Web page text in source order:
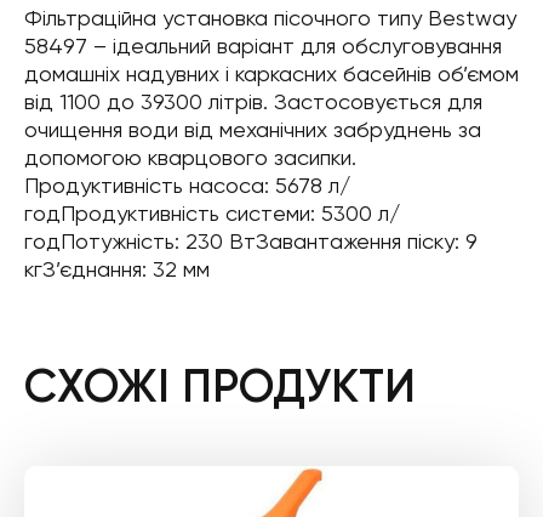
Фільтраційна установка пісочного типу Bestway
58497 – ідеальний варіант для обслуговування
домашніх надувних і каркасних басейнів об’ємом
від 1100 до 39300 літрів. Застосовується для
очищення води від механічних забруднень за
допомогою кварцового засипки.
Продуктивність насоса: 5678 л/
годПродуктивність системи: 5300 л/
годПотужність: 230 ВтЗавантаження піску: 9
кгЗ’єднання: 32 мм
СХОЖІ ПРОДУКТИ